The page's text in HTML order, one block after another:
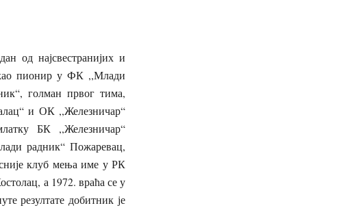
од најсвестранијих и
пионир у ФК ,,Млади
голман првог тима,
и ОК ,,Железничар“
БК ,,Железничар“
радник“ Пожаревац,
клуб мења име у РК
а 1972. враћа се у
резултате добитник је